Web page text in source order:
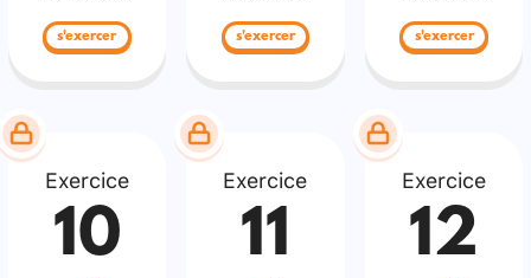
s'exercer s'exercer s'exercer
Exercice
10
Exercice
11
Exercice
12